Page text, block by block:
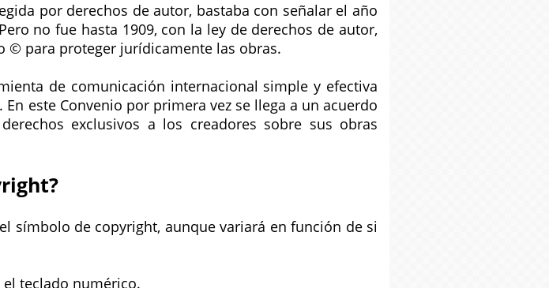
por derechos de autor, bastaba con señalar el año
no fue hasta 1909, con la ley de derechos de autor,
para proteger jurídicamente las obras.
de comunicación internacional simple y efectiva
este Convenio por primera vez se llega a un acuerdo
exclusivos a los creadores sobre sus obras
símbolo de copyright, aunque variará en función de si
el teclado numérico.